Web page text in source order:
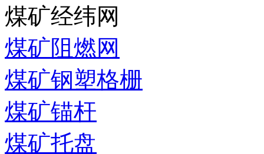
煤矿经纬网
煤矿阻燃网
煤矿钢塑格栅
煤矿锚杆
煤矿托盘